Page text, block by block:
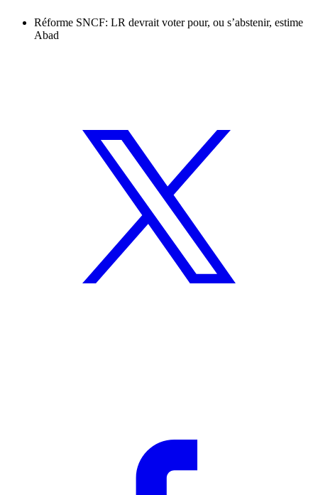
Réforme SNCF: LR devrait voter pour, ou s’abstenir, estime
Abad